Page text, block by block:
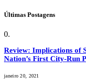
Últimas Postagens
Review: Implications of
Nation’s First City-Run
janeiro 20, 2021